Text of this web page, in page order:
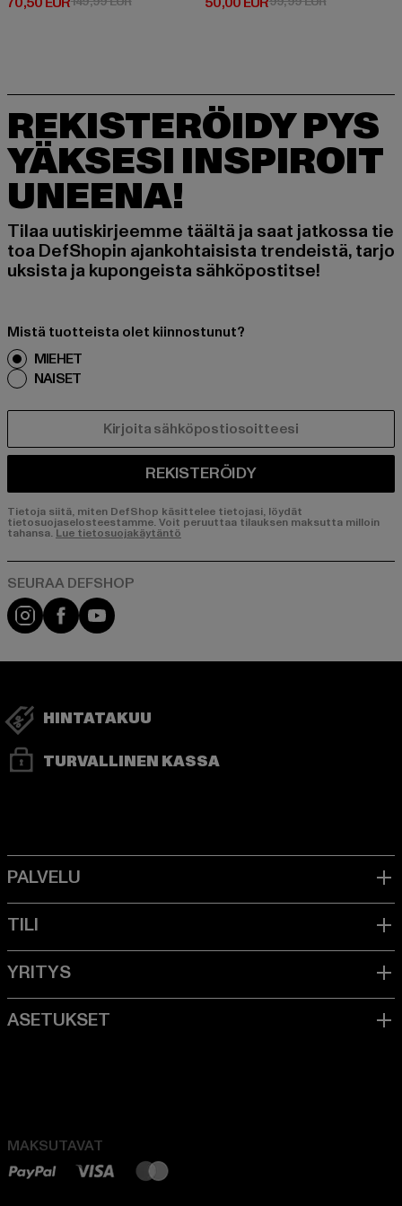
REKISTERÖIDY PYS
YÄKSESI INSPIROIT
UNEENA!
Tilaa uutiskirjeemme täältä ja saat jatkossa tie
toa DefShopin ajankohtaisista trendeistä, tarjo
uksista ja kupongeista sähköpostitse!
Mistä tuotteista olet kiinnostunut?
MIEHET
NAISET
REKISTERÖIDY
Tietoja siitä, miten DefShop käsittelee tietojasi, löydät
tietosuojaselosteestamme. Voit peruuttaa tilauksen maksutta milloin
tahansa. Lue tietosuojakäytäntö
Visit our Instagram page:
Visit our Facebook page:
Visit our YouTube channel:
HINTATAKUU
TURVALLINEN KASSA
MAKSUTAVAT